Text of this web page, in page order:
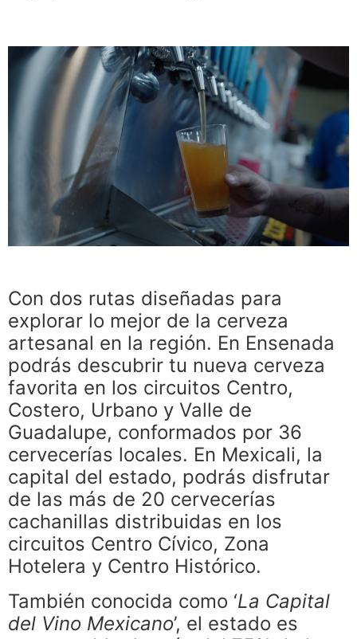
Con dos rutas diseñadas para
explorar lo mejor de la cerveza
artesanal en la región. En Ensenada
podrás descubrir tu nueva cerveza
favorita en los circuitos Centro,
Costero, Urbano y Valle de
Guadalupe, conformados por 36
cervecerías locales. En Mexicali, la
capital del estado, podrás disfrutar
de las más de 20 cervecerías
cachanillas distribuidas en los
circuitos Centro Cívico, Zona
Hotelera y Centro Histórico.
También conocida como ‘La Capital
del Vino Mexicano’, el estado es